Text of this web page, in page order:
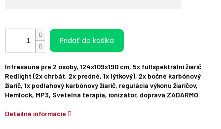
Pridať do košíka
Infrasauna pre 2 osoby, 124x109x190 cm, 5x fullspektrálnížiarič
Redlight (2x chrbát, 2x predné, 1x lýtkový), 2x bočné karbónový
žiarič, 1x podlahový karbónovýžiarič, regulácia výkonu žiaričov,
Hemlock, MP3, Svetelná terapia, ionizátor, doprava ZADARMO.
Detailné informácie